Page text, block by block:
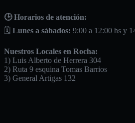
🕒 Horarios de atención:
🗓️ Lunes a sábados: 9:00 a 12:00 hs y
Nuestros Locales en Rocha:
1) Luis Alberto de Herrera 304
2) Ruta 9 esquina Tomas Barrios
3) General Artigas 132